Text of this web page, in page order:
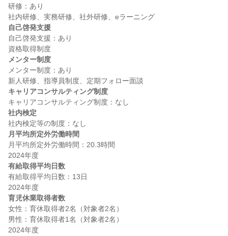
研修：あり
自己啓発支援
自己啓発支援：あり
メンター制度
メンター制度：あり
キャリアコンサルティング制度
社内検定
月平均所定外労働時間
月平均所定外労働時間：20.3時間
有給取得平均日数
有給取得平均日数：13日
育児休業取得者数
女性：育休取得者2名（対象者2名）
男性：育休取得者1名（対象者2名）